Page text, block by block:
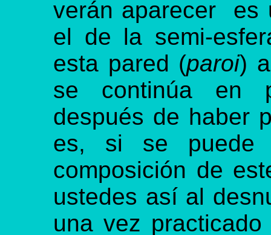
verán aparecer es
el de la semi-
esta pared (paroi)
se continúa en
después de haber
es, si se puede
composición de
ustedes así al
una vez